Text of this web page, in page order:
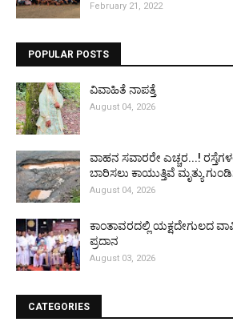
February 21, 2022
POPULAR POSTS
ವಿವಾಹಿತೆ ನಾಪತ್ತೆ
August 04, 2026
ವಾಹನ ಸವಾರರೇ ಎಚ್ಚರ...!
ಬಾರಿಸಲು ಕಾಯುತ್ತಿವೆ ಮೃತ್ಯು
August 04, 2026
ಕಾಂತಾವರದಲ್ಲಿ ಯಕ್ಷದೇಗುಲದ
ಪ್ರದಾನ
August 03, 2026
CATEGORIES